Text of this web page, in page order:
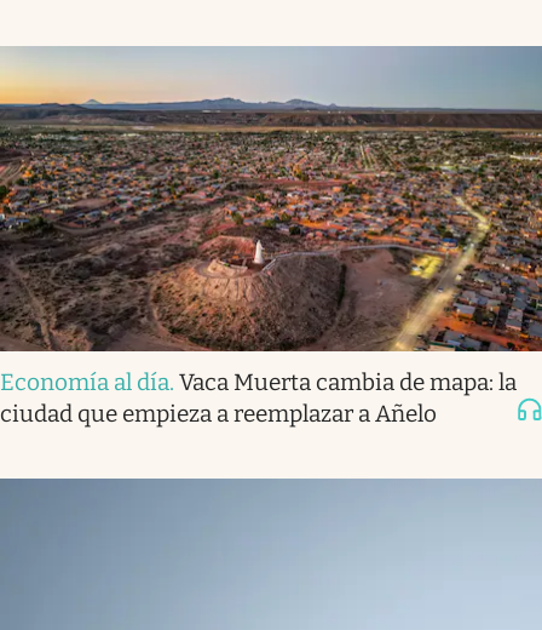
Economía al día. Vaca Muerta cambia de mapa: la
ciudad que empieza a reemplazar a Añelo